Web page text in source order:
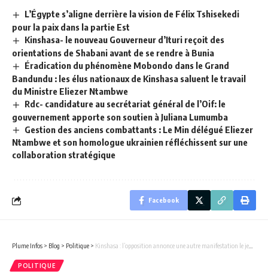
L’Égypte s’aligne derrière la vision de Félix Tshisekedi
pour la paix dans la partie Est
Kinshasa- le nouveau Gouverneur d’Ituri reçoit des
orientations de Shabani avant de se rendre à Bunia
Éradication du phénomène Mobondo dans le Grand
Bandundu : les élus nationaux de Kinshasa saluent le travail
du Ministre Eliezer Ntambwe
Rdc- candidature au secrétariat général de l’Oif: le
gouvernement apporte son soutien à Juliana Lumumba
Gestion des anciens combattants : Le Min délégué Eliezer
Ntambwe et son homologue ukrainien réfléchissent sur une
collaboration stratégique
Facebook
Plume Infos > Blog > Politique > Kinshasa : l’opposition annonce une autre manifestation le jeudi 25 Mai devant le siège de la Ceni. Entre-temps la jeunesse de l’Udps ne veut pas lâcher prise.
POLITIQUE